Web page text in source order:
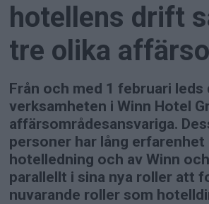
hotellens drift
tre olika
Från och med 1 februari leds
verksamheten i Winn Hotel
affärsområdesansvariga.
personer har lång erfarenhet
hotelledning och av Winn
parallellt i sina nya roller att
nuvarande roller som